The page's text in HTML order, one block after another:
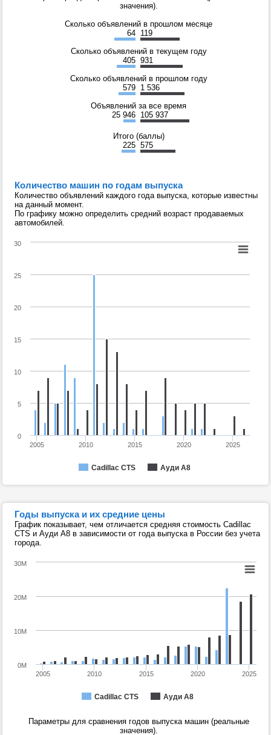
значения).
Сколько объявлений в прошлом месяце
64 119
Сколько объявлений в текущем году
405 931
Сколько объявлений в прошлом году
579 1 536
Объявлений за все время
25 946 105 937
Итого (баллы)
225 575
Количество машин по годам выпуска
Количество объявлений каждого года выпуска, которые известны
на данный момент.
По графику можно определить средний возраст продаваемых
автомобилей.
Cadillac CTS Ауди А8
2005 2010 2015 2020 2025
0
5
10
15
20
25
30
Годы выпуска и их средние цены
График показывает, чем отличается средняя стоимость Cadillac
CTS и Ауди А8 в зависимости от года выпуска в России без учета
города.
Cadillac CTS Ауди А8
2005 2010 2015 2020 2025
0M
10M
20M
30M
Параметры для сравнения годов выпуска машин (реальные
значения).